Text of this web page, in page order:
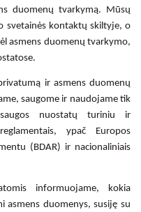
duomenų tvarkymą. Mūsų
svetainės kontaktų skiltyje, o
asmens duomenų tvarkymo,
ir asmens duomenų
saugome ir naudojame tik
nuostatų turiniu ir
ypač Europos
(BDAR) ir nacionaliniais
informuojame, kokia
asmens duomenys, susiję su